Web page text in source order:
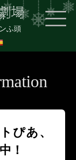
ふ頭
ぴあ、
！